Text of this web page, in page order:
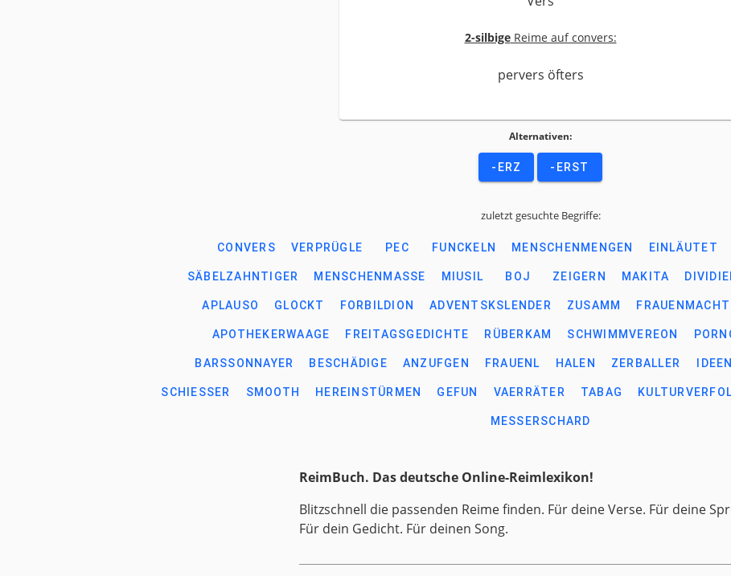
2-silbigeReime auf convers:
pervers öfters
Alternativen:
-ERZ -ERST
zuletzt gesuchte Begriffe:
CONVERS VERPRÜGLE PEC FUNCKELN MENSCHENMENGEN EINLÄUTET
SÄBELZAHNTIGER MENSCHENMASSE MIUSIL BOJ ZEIGERN MAKITA
APLAUSO GLOCKT FORBILDION ADVENTSKSLENDER ZUSAMM FRAUENMACHT
APOTHEKERWAAGE FREITAGSGEDICHTE RÜBERKAM SCHWIMMVEREON
BARSSONNAYER BESCHÄDIGE ANZUFGEN FRAUENL HALEN ZERBALLER IDEEN
SCHIESSER SMOOTH HEREINSTÜRMEN GEFUN VAERRÄTER TABAG
MESSERSCHARD
ReimBuch. Das deutsche Online-Reimlexikon!
Blitzschnell die passenden Reime finden. Für deine Verse. Für deine
Für dein Gedicht. Für deinen Song.